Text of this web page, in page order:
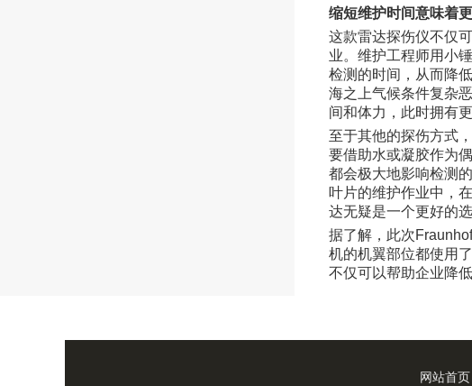
缩短维护时间意味着
这款雷达探伤仪不仅
业。维护工程师用小
检测的时间，从而降
海之上气候条件复杂
间和体力，此时拥有
至于其他的探伤方式
要借助水或凝胶作为
都会极大地影响检测
叶片的维护作业中，
达无疑是一个更好的
据了解，此次
机的机翼部位都使用
不仅可以帮助企业降
网站首页